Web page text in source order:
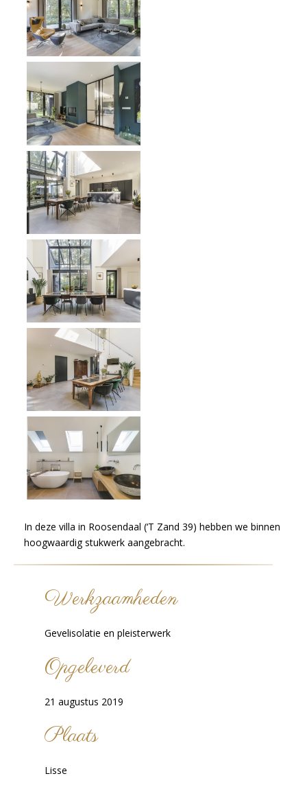
In deze villa in Roosendaal (‘T Zand 39) hebben we binnen
hoogwaardig stukwerk aangebracht.
Werkzaamheden
Gevelisolatie en pleisterwerk
Opgeleverd
21 augustus 2019
Plaats
Lisse